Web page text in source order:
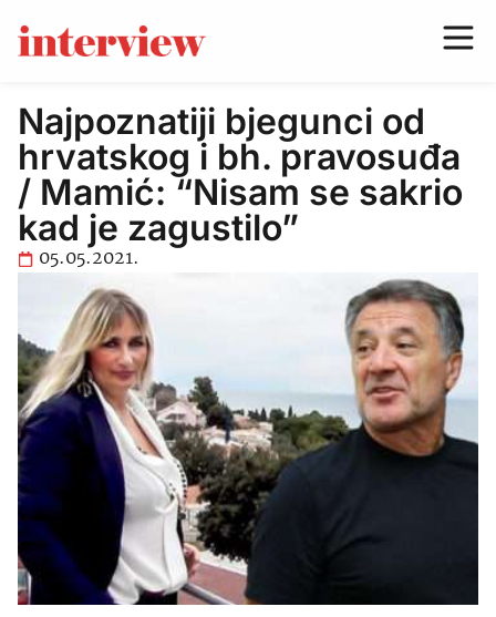
Najpoznatiji bjegunci od
hrvatskog i bh. pravosuđa
/ Mamić: “Nisam se sakrio
kad je zagustilo”
05.05.2021.